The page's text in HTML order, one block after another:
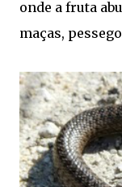
onde a fruta
maças,